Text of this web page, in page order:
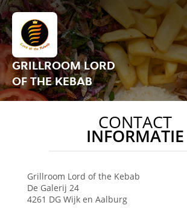
GRILLROOM LORD
OF THE KEBAB
CONTACT
INFORMATIE
Grillroom Lord of the Kebab
De Galerij 24
4261 DG Wijk en Aalburg